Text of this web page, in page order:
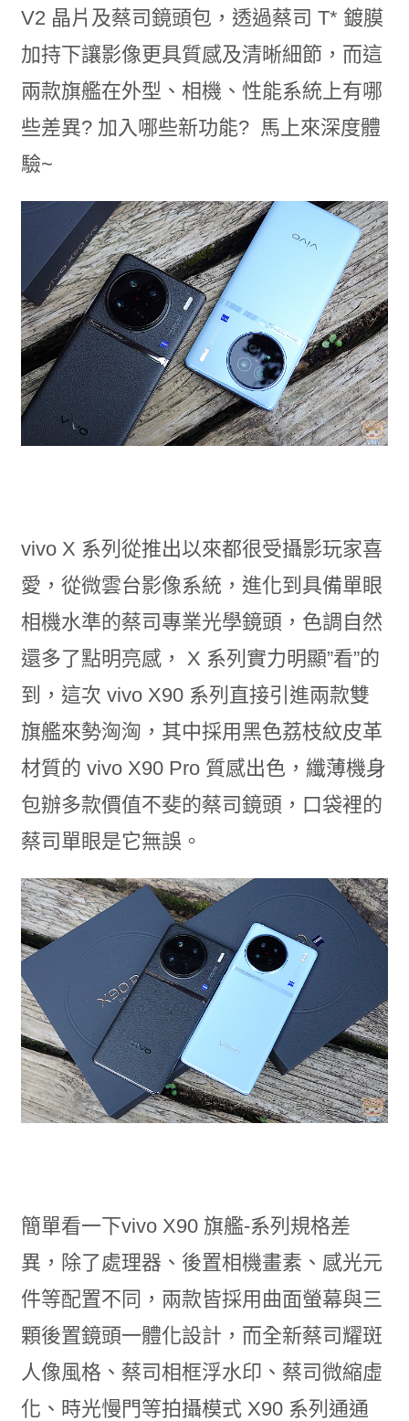
V2 晶片及蔡司鏡頭包，透過蔡司 T* 鍍膜
加持下讓影像更具質感及清晰細節，而這
兩款旗艦在外型、相機、性能系統上有哪
些差異? 加入哪些新功能? 馬上來深度體
驗~
vivo X 系列從推出以來都很受攝影玩家喜
愛，從微雲台影像系統，進化到具備單眼
相機水準的蔡司專業光學鏡頭，色調自然
還多了點明亮感， X 系列實力明顯”看”的
到，這次 vivo X90 系列直接引進兩款雙
旗艦來勢洶洶，其中採用黑色荔枝紋皮革
材質的 vivo X90 Pro 質感出色，纖薄機身
包辦多款價值不斐的蔡司鏡頭，口袋裡的
蔡司單眼是它無誤。
簡單看一下vivo X90 旗艦-系列規格差
異，除了處理器、後置相機畫素、感光元
件等配置不同，兩款皆採用曲面螢幕與三
顆後置鏡頭一體化設計，而全新蔡司耀斑
人像風格、蔡司相框浮水印、蔡司微縮虛
化、時光慢門等拍攝模式 X90 系列通通